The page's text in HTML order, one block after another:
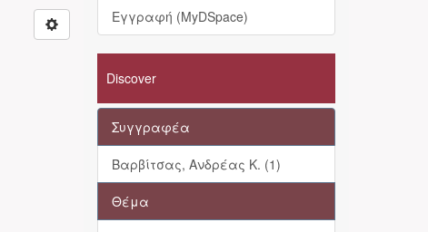
Εγγραφή (MyDSpace)
Discover
Συγγραφέα
Βαρβίτσας, Ανδρέας Κ. (1)
Θέμα